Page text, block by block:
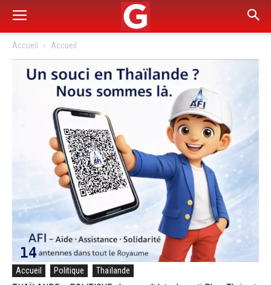
Accueil Accueil
Accueil Politique Thaïlande